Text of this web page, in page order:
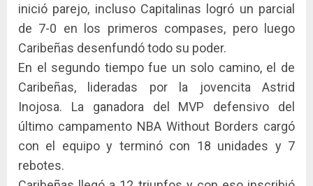
inició parejo, incluso Capitalinas logró un parcial
de 7-0 en los primeros compases, pero luego
Caribeñas desenfundó todo su poder.
En el segundo tiempo fue un solo camino, el de
Caribeñas, lideradas por la jovencita Astrid
Inojosa. La ganadora del MVP defensivo del
último campamento NBA Without Borders cargó
con el equipo y terminó con 18 unidades y 7
rebotes.